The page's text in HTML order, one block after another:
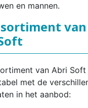
en mannen.
van Abri
met de
in het aanbod: